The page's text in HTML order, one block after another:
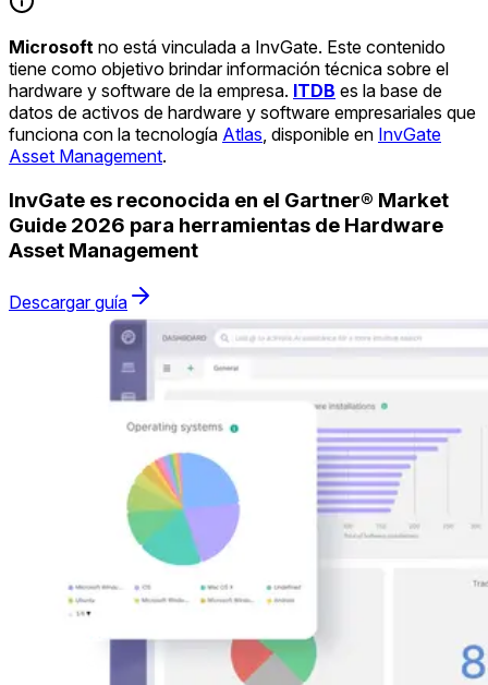
Microsoft no está vinculada a InvGate. Este contenido
tiene como objetivo brindar información técnica sobre el
hardware y software de la empresa. ITDB es la base de
datos de activos de hardware y software empresariales que
funciona con la tecnología Atlas , disponible en InvGate
Asset Management.
InvGate es reconocida en el Gartner® Market
Guide 2026 para herramientas de Hardware
Asset Management
Descargar guía